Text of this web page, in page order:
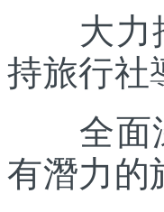
大力推
持旅行社
全面深
有潛力的